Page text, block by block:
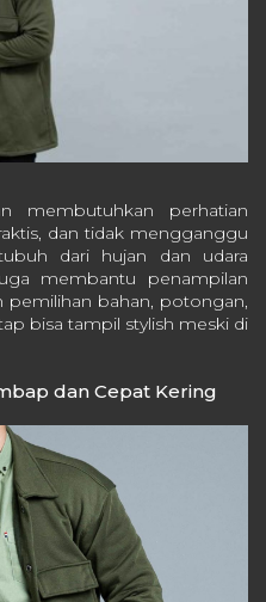
membutuhkan perhatian
dan tidak mengganggu
dari hujan dan udara
membantu penampilan
bahan, potongan,
bisa tampil stylish meski di
dan Cepat Kering